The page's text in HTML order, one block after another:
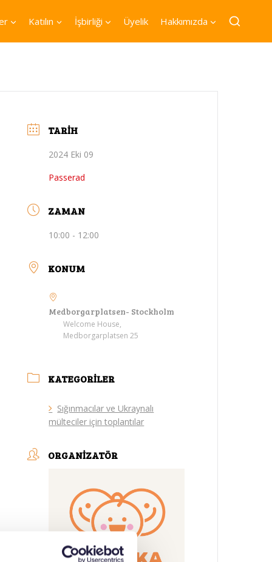
Katılın İşbirliği Üyelik Hakkımızda
TARIH
2024 Eki 09
Passerad
ZAMAN
10:00 - 12:00
KONUM
Medborgarplatsen- Stockholm
Welcome House,
Medborgarplatsen 25
KATEGORILER
Sığınmacılar ve Ukraynalı
mülteciler için toplantılar
ORGANIZATÖR